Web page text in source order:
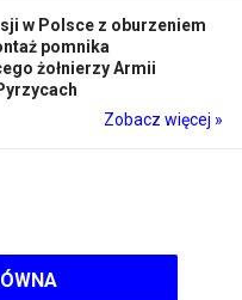
w Polsce z oburzeniem
pomnika
żołnierzy Armii
Zobacz więcej »